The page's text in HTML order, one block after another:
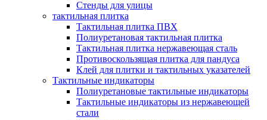
Стенды для улицы
тактильная плитка
Тактильная плитка ПВХ
Полиуретановая тактильная плитка
Тактильная плитка нержавеющая сталь
Противоскользящая плитка для пандуса
Клей для плитки и тактильных указателей
Тактильные индикаторы
Полиуретановые тактильные индикаторы
Тактильные индикаторы из нержавеющей
стали